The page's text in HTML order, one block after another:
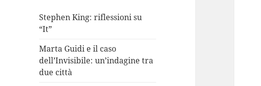
Stephen King: riflessioni su
“It”
Marta Guidi e il caso
dell’Invisibile: un’indagine tra
due città